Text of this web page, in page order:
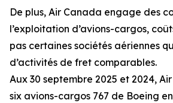
De plus, Air Canada engage des
l’exploitation d’avions-cargos,
pas certaines sociétés aériennes
d’activités de fret comparables.
Aux 30 septembre 2025 et 2024,
six avions-cargos 767 de Boeing